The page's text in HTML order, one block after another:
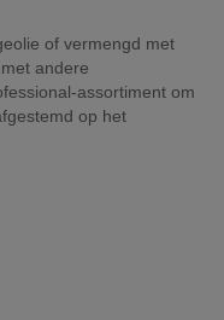
of vermengd met
andere
assortiment om
op het